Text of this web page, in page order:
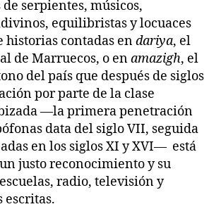
serpientes, músicos,
equilibristas y locuaces
historias contadas endariya, el
de Marruecos, o enamazigh, el
del país que después de siglos
por parte de la clase
—la primera penetración
data del siglo VII, seguida
en los siglos XI y XVI— está
justo reconocimiento y su
radio, televisión y
escritas.